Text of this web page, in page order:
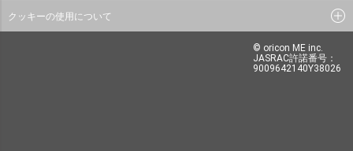
クッキーの使用について
© oricon ME inc.
JASRAC許諾番号：
9009642140Y38026